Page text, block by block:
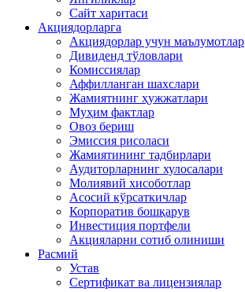
Сайт харитаси
Акциядорларга
Акциядорлар учун маълумотлар
Дивиденд тўловлари
Комиссиялар
Аффилланган шахслари
Жамиятнинг ҳужжатлари
Муҳим фактлар
Овоз бериш
Эмиссия рисоласи
Жамиятининг тадбирлари
Аудиторларнинг хулосалари
Молиявий хисоботлар
Асосий кўрсаткичлар
Корпоратив бошқарув
Инвестиция портфели
Акцияларни сотиб олиниши
Расмий
Устав
Сертификат ва лицензиялар